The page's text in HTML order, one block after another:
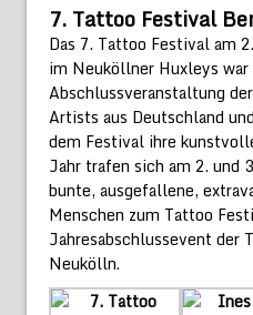
7. Tattoo Festival
Das 7. Tattoo Festival am
im Neuköllner Huxleys war
Abschlussveranstaltung
Artists aus Deutschland
dem Festival ihre
Jahr trafen sich am 2. und
bunte, ausgefallene,
Menschen zum Tattoo
Jahresabschlussevent der
Neukölln.